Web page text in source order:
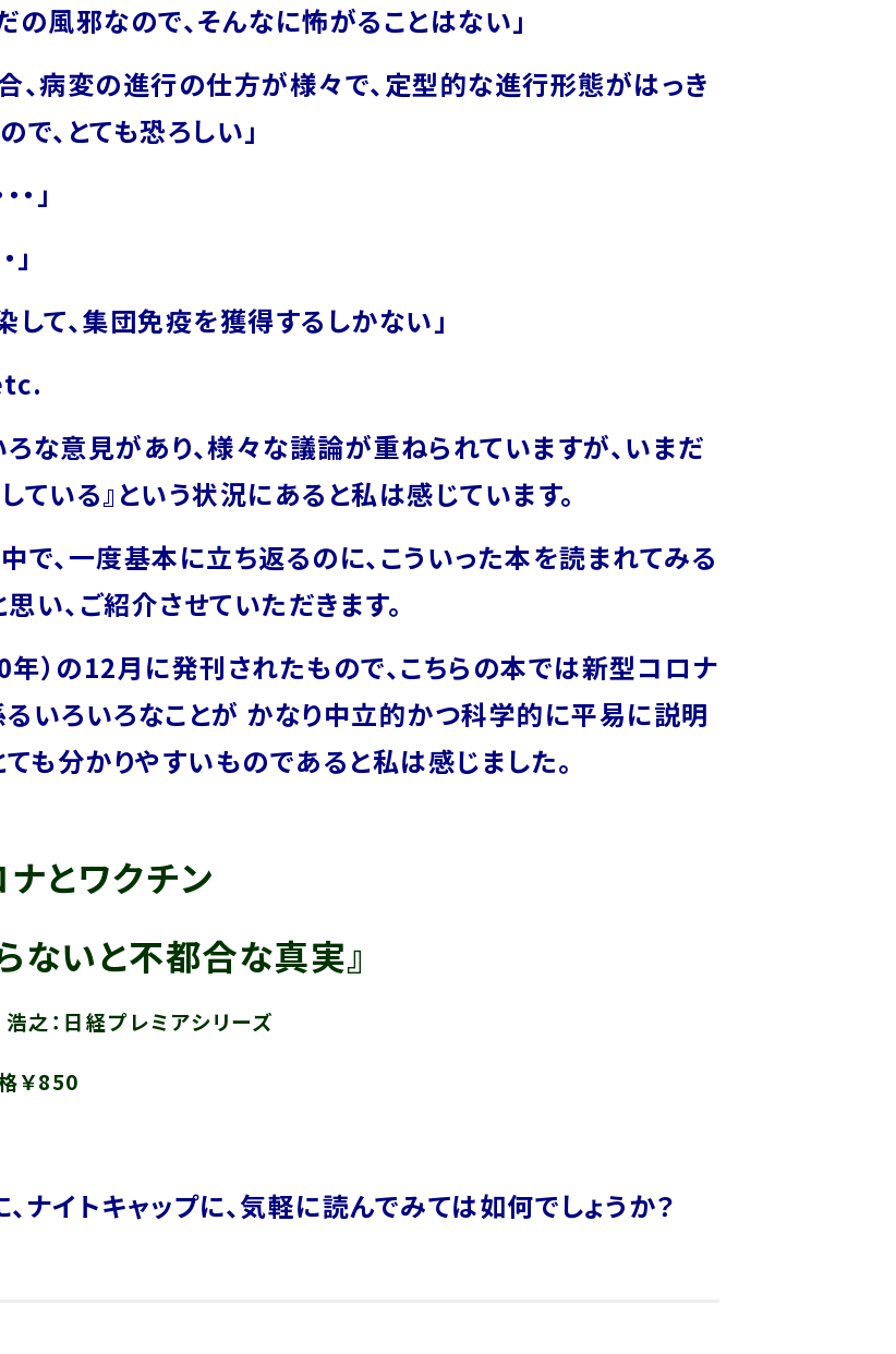
の風邪なので、そんなに怖がることはない」
、病変の進行の仕方が様々で、定型的な進行形態がはっき
で、とても恐ろしい」
・」
」
して、集団免疫を獲得するしかない」
いろな意見があり、様々な議論が重ねられていますが、いまだ
ている』という状況にあると私は感じています。
で、一度基本に立ち返るのに、こういった本を読まれてみる
い、ご紹介させていただきます。
）の12月に発刊されたもので、こちらの本では新型コロナ
いろいろなことが かなり中立的かつ科学的に平易に説明
ても分かりやすいものであると私は感じました。
ナとワクチン
と不都合な真実』
之：日経プレミアシリーズ
￥850
ナイトキャップに、気軽に読んでみては如何でしょうか？